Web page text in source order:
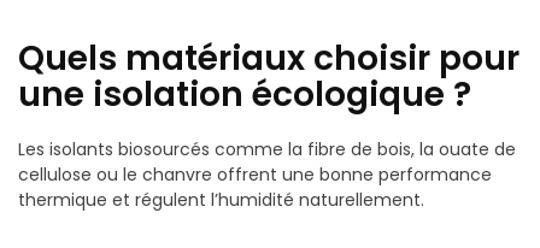
Quels matériaux choisir pour
une isolation écologique ?
Les isolants biosourcés comme la fibre de bois, la ouate de
cellulose ou le chanvre offrent une bonne performance
thermique et régulent l’humidité naturellement.